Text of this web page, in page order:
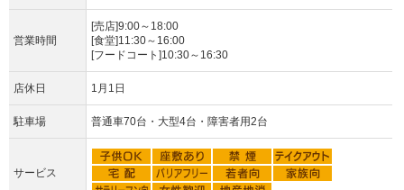
営業時間
[売店]9:00～18:00
[食堂]11:30～16:00
[フードコート]10:30～16:30
店休日 1月1日
駐車場 普通車70台・大型4台・障害者用2台
サービス